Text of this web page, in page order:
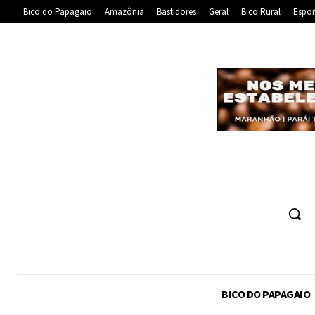
Bico do Papagaio Amazônia Bastidores Geral Bico Rural
BICO DO PAPAGAIO